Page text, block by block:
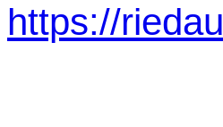
https://